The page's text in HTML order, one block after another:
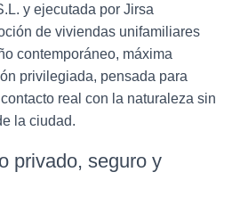
y ejecutada por Jirsa
de viviendas unifamiliares
contemporáneo, máxima
privilegiada, pensada para
real con la naturaleza sin
la ciudad.
privado, seguro y